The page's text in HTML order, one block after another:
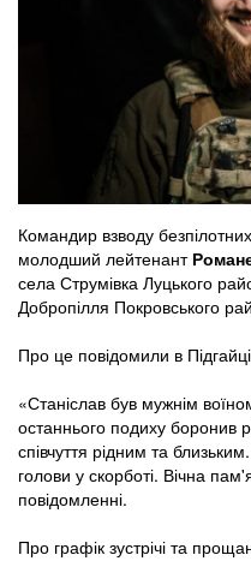
Командир взводу
молодший лейтенант
села Струмівка Луцького
Добропілля Покровського
Про це повідомили в
«Станіслав був мужнім
останнього подиху
співчуття рідним та
голови у скорботі. Вічна
повідомленні.
Про графік зустрічі та